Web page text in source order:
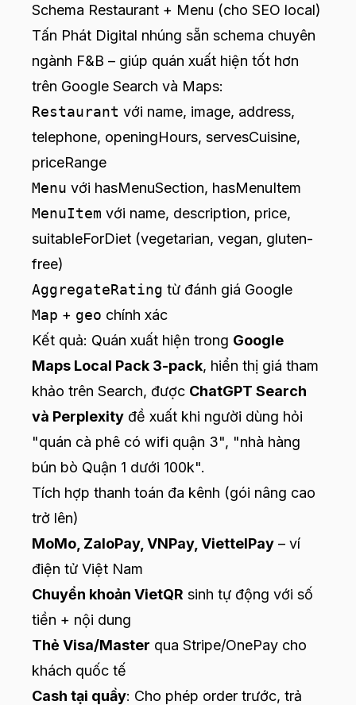
Schema Restaurant + Menu (cho SEO local)
Tấn Phát Digital nhúng sẵn schema chuyên
ngành F&B – giúp quán xuất hiện tốt hơn
trên Google Search và Maps:
Restaurant với name, image, address,
telephone, openingHours, servesCuisine,
priceRange
Menu với hasMenuSection, hasMenuItem
MenuItem với name, description, price,
suitableForDiet (vegetarian, vegan, gluten-
free)
AggregateRating từ đánh giá Google
Map + geo chính xác
Kết quả: Quán xuất hiện trong Google
Maps Local Pack 3-pack, hiển thị giá tham
khảo trên Search, được ChatGPT Search
và Perplexity đề xuất khi người dùng hỏi
"quán cà phê có wifi quận 3", "nhà hàng
bún bò Quận 1 dưới 100k".
Tích hợp thanh toán đa kênh (gói nâng cao
trở lên)
MoMo, ZaloPay, VNPay, ViettelPay – ví
điện tử Việt Nam
Chuyển khoản VietQR sinh tự động với số
tiền + nội dung
Thẻ Visa/Master qua Stripe/OnePay cho
khách quốc tế
Cash tại quầy: Cho phép order trước, trả